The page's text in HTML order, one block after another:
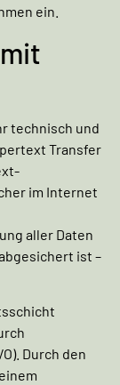
ein.
technisch und
Transfer
im Internet
aller Daten
ist –
). Durch den